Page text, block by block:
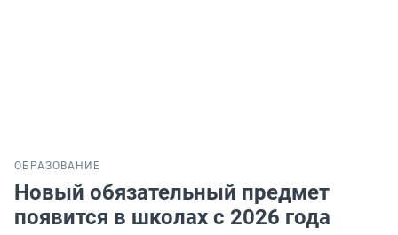
ОБРАЗОВАНИЕ
Новый обязательный предмет
появится в школах с 2026 года